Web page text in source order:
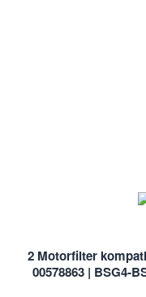
2 Motorfilter
00578863 | BSG4-